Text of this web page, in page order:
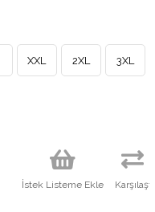
XXL 2XL 3XL
İstek Listeme Ekle